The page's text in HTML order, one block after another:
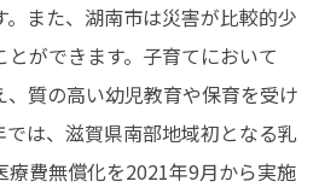
また、湖南市は災害が比較的少
ができます。子育てにおいて
質の高い幼児教育や保育を受け
は、滋賀県南部地域初となる乳
療費無償化を2021年9月から実施